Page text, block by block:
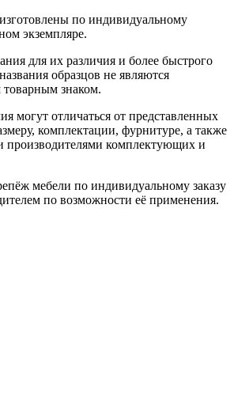
по индивидуальному
экземпляре.
для их различия и более быстрого
образцов не являются
товарным знаком.
могут отличаться от представленных
комплектации, фурнитуре, а также
производителями комплектующих и
мебели по индивидуальному заказу
по возможности её применения.